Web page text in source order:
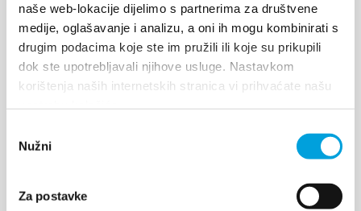
naše web-lokacije dijelimo s partnerima za društvene
medije, oglašavanje i analizu, a oni ih mogu kombinirati s
drugim podacima koje ste im pružili ili koje su prikupili
dok ste upotrebljavali njihove usluge. Nastavkom
korištenja naših internetskih stranica vi prihvaćate našu
pristanka
Nužni
Za postavke
ISTRAŽI
Nostalgija - Dani tradicije
Kaštela